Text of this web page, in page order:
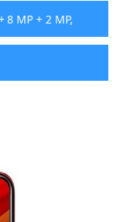
8 MP + 2 MP,